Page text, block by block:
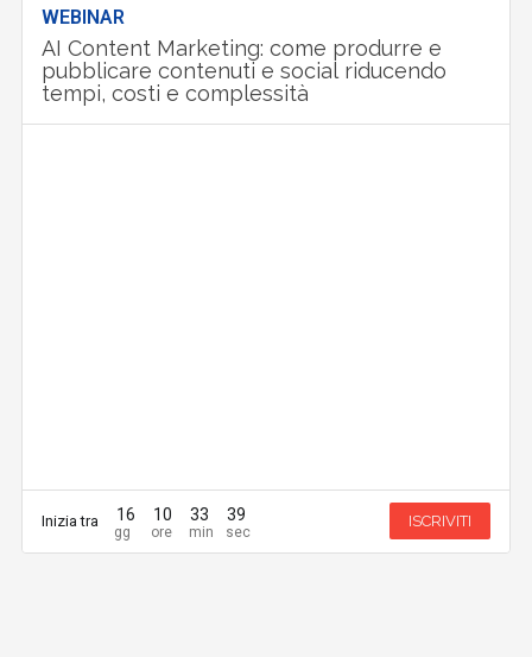
WEBINAR
AI Content Marketing: come produrre e
pubblicare contenuti e social riducendo
tempi, costi e complessità
Inizia tra 16 10 33 39 ISCRIVITI